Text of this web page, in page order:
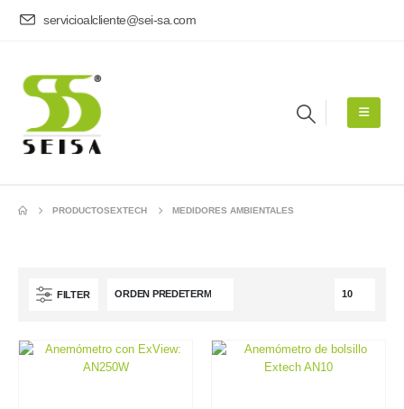
servicioalcliente@sei-sa.com
PRODUCTOSEXTECH MEDIDORES AMBIENTALES
FILTER